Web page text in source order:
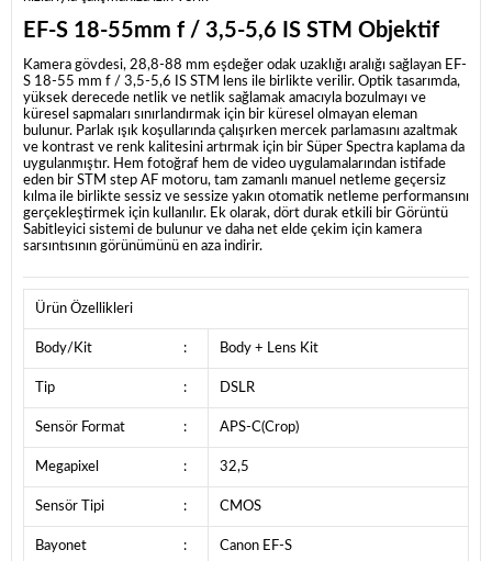
EF-S 18-55mm f / 3,5-5,6 IS STM Objektif
Kamera gövdesi, 28,8-88 mm eşdeğer odak uzaklığı aralığı sağlayan EF-
S 18-55 mm f / 3,5-5,6 IS STM lens ile birlikte verilir. Optik tasarımda,
yüksek derecede netlik ve netlik sağlamak amacıyla bozulmayı ve
küresel sapmaları sınırlandırmak için bir küresel olmayan eleman
bulunur. Parlak ışık koşullarında çalışırken mercek parlamasını azaltmak
ve kontrast ve renk kalitesini artırmak için bir Süper Spectra kaplama da
uygulanmıştır. Hem fotoğraf hem de video uygulamalarından istifade
eden bir STM step AF motoru, tam zamanlı manuel netleme geçersiz
kılma ile birlikte sessiz ve sessize yakın otomatik netleme performansını
gerçekleştirmek için kullanılır. Ek olarak, dört durak etkili bir Görüntü
Sabitleyici sistemi de bulunur ve daha net elde çekim için kamera
sarsıntısının görünümünü en aza indirir.
Ürün Özellikleri
Body/Kit : Body + Lens Kit
Tip : DSLR
Sensör Format : APS-C(Crop)
Megapixel : 32,5
Sensör Tipi : CMOS
Bayonet : Canon EF-S